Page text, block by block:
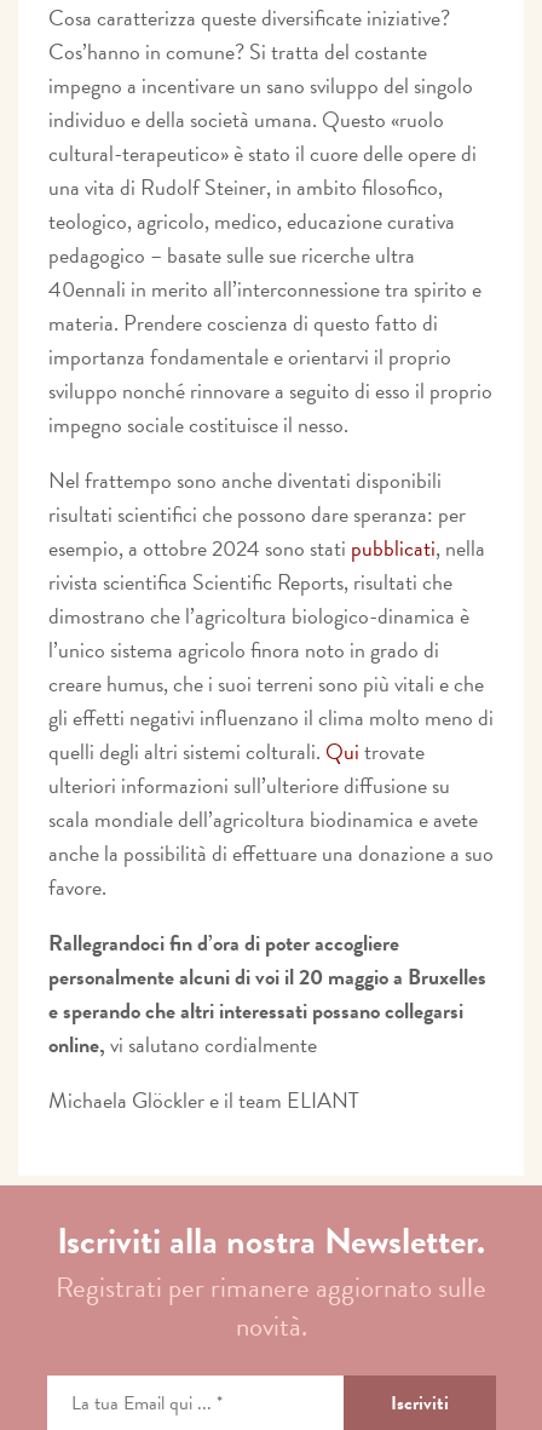
Cosa caratterizza queste diversificate iniziative?
Cos’hanno in comune? Si tratta del costante
impegno a incentivare un sano sviluppo del singolo
individuo e della società umana. Questo «ruolo
cultural-terapeutico» è stato il cuore delle opere di
una vita di Rudolf Steiner, in ambito filosofico,
teologico, agricolo, medico, educazione curativa
pedagogico – basate sulle sue ricerche ultra
40ennali in merito all’interconnessione tra spirito e
materia. Prendere coscienza di questo fatto di
importanza fondamentale e orientarvi il proprio
sviluppo nonché rinnovare a seguito di esso il proprio
impegno sociale costituisce il nesso.
Nel frattempo sono anche diventati disponibili
risultati scientifici che possono dare speranza: per
esempio, a ottobre 2024 sono stati pubblicati, nella
rivista scientifica Scientific Reports, risultati che
dimostrano che l’agricoltura biologico-dinamica è
l’unico sistema agricolo finora noto in grado di
creare humus, che i suoi terreni sono più vitali e che
gli effetti negativi influenzano il clima molto meno di
quelli degli altri sistemi colturali. Quitrovate
ulteriori informazioni sull’ulteriore diffusione su
scala mondiale dell’agricoltura biodinamica e avete
anche la possibilità di effettuare una donazione a suo
favore.
Rallegrandoci fin d’ora di poter accogliere
personalmente alcuni di voi il 20 maggio a Bruxelles
e sperando che altri interessati possano collegarsi
online,vi salutano cordialmente
Michaela Glöckler e il team ELIANT
Iscriviti alla nostra Newsletter.
Registrati per rimanere aggiornato sulle
novità.